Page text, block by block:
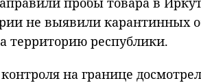
не выявили карантинных
территорию республики.
на границе